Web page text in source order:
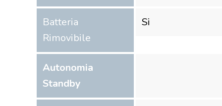
Batteria
Rimovibile
Si
Autonomia
Standby